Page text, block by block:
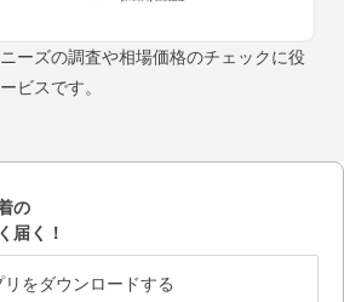
ーズの調査や相場価格のチェックに役
ビスです。
の
届く！
リをダウンロードする